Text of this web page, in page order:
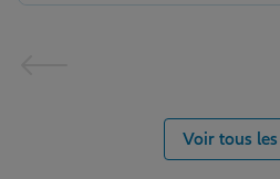
Voir tous